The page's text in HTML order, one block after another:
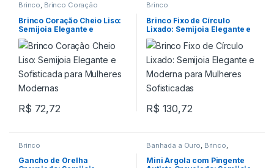
Brinco, Brinco Coração
Brinco Coração Cheio Liso:
Semijoia Elegante e
Sofisticada para Mulheres
Modernas
R$ 72,72
Brinco
Brinco Fixo de Círculo
Lixado: Semijoia Elegante e
Moderna para Mulheres
Sofisticadas
R$ 130,72
Brinco
Gancho de Orelha
Banhada a Ouro Brinco
Mini Argola com Pingente